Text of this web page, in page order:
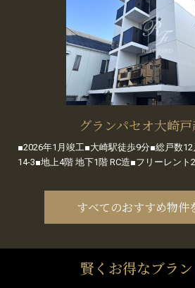
グランパセオ大崎
■2026年1月竣工■大崎駅徒歩9分■総戸数
14-3■地上4階 地下1階 RC造■フリーレント
すべてのおすすめ物件
賢くお得なブラ